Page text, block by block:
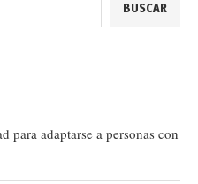
BUSCAR
para adaptarse a personas con